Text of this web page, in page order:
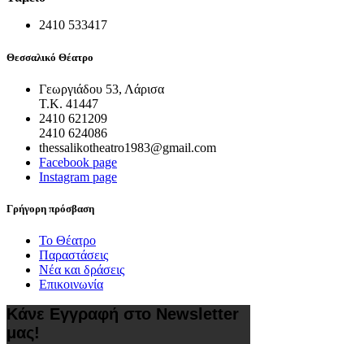
2410 533417
Θεσσαλικό Θέατρο
Γεωργιάδου 53, Λάρισα
Τ.Κ. 41447
2410 621209
2410 624086
thessalikotheatro1983@gmail.com
Facebook page
Instagram page
Γρήγορη πρόσβαση
Το Θέατρο
Παραστάσεις
Νέα και δράσεις
Επικοινωνία
Κάνε Εγγραφή στο Newsletter
μας!